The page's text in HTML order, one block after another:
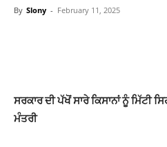
By Slony - February 11, 2025
ਸਰਕਾਰ ਦੀ ਪੱਖੋਂ ਸਾਰੇ ਕਿਸਾਨਾਂ ਨੂੰ ਮਿੱਟੀ
ਮੰਤਰੀ